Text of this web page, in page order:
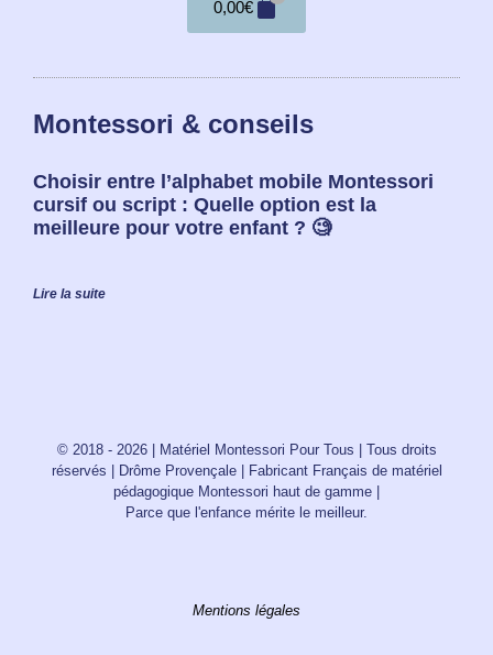
0,00€
Montessori & conseils
Choisir entre l’alphabet mobile Montessori
cursif ou script : Quelle option est la
meilleure pour votre enfant ? 🧐
Lire la suite
© 2018 - 2026 | Matériel Montessori Pour Tous | Tous droits
réservés | Drôme Provençale | Fabricant Français de matériel
pédagogique Montessori haut de gamme |
Parce que l'enfance mérite le meilleur.
Mentions légales